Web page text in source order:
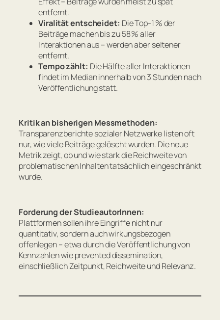
entfernt.
Viralität entscheidet: Die Top-1 % der
Beiträge machen bis zu 58 % aller
Interaktionen aus – werden aber seltener
entfernt.
Tempo zählt: Die Hälfte aller Interaktionen
findet im Median innerhalb von 3 Stunden nach
Veröffentlichung statt.
Kritik an bisherigen Messmethoden:
Transparenzberichte sozialer Netzwerke listen oft
nur, wie viele Beiträge gelöscht wurden. Die neue
Metrik zeigt, ob und wie stark die Reichweite von
problematischen Inhalten tatsächlich eingeschränkt
wurde.
Forderung der StudieautorInnen:
Plattformen sollen ihre Eingriffe nicht nur
quantitativ, sondern auch wirkungsbezogen
offenlegen – etwa durch die Veröffentlichung von
Kennzahlen wieprevented dissemination,
einschließlich Zeitpunkt, Reichweite und Relevanz.